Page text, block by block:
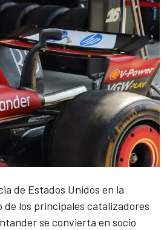
de Estados Unidos en la
de los principales catalizadores
se convierta en socio